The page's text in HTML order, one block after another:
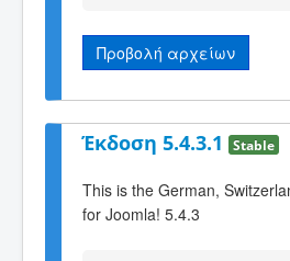
Προβολή αρχείων
Έκδοση 5.4.3.1 Stable
This is the German,
for Joomla! 5.4.3